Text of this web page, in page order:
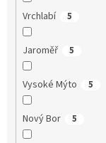
Vrchlabí 5
Jaroměř 5
Vysoké Mýto 5
Nový Bor 5